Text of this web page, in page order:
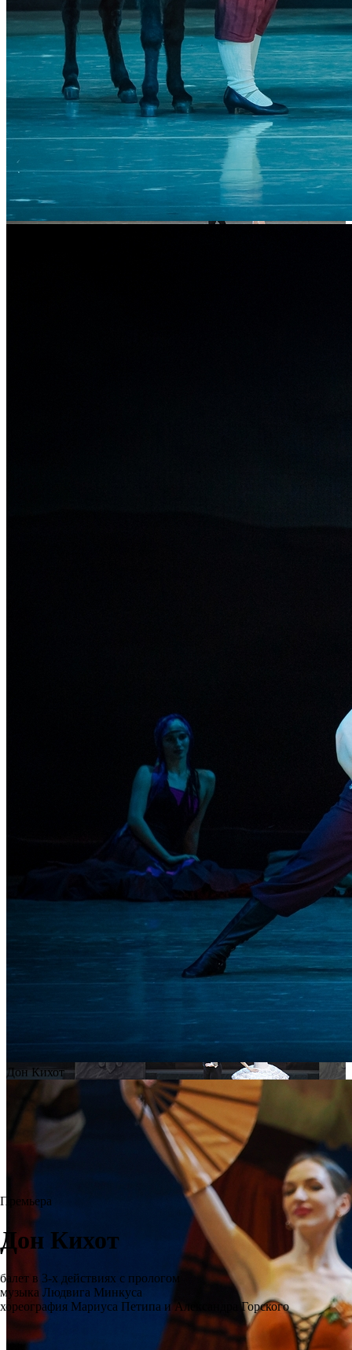
Дон Кихот
Премьера
Дон Кихот
балет в 3-х действиях с прологом
музыка Людвига Минкуса
хореография Мариуса Петипа и Александра Горского